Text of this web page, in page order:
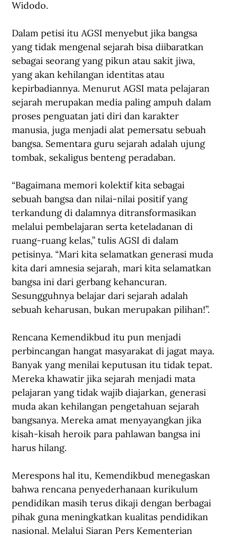
Widodo.
Dalam petisi itu AGSI menyebut jika bangsa
yang tidak mengenal sejarah bisa diibaratkan
sebagai seorang yang pikun atau sakit jiwa,
yang akan kehilangan identitas atau
kepirbadiannya. Menurut AGSI mata pelajaran
sejarah merupakan media paling ampuh dalam
proses penguatan jati diri dan karakter
manusia, juga menjadi alat pemersatu sebuah
bangsa. Sementara guru sejarah adalah ujung
tombak, sekaligus benteng peradaban.
“Bagaimana memori kolektif kita sebagai
sebuah bangsa dan nilai-nilai positif yang
terkandung di dalamnya ditransformasikan
melalui pembelajaran serta keteladanan di
ruang-ruang kelas,” tulis AGSI di dalam
petisinya. “Mari kita selamatkan generasi muda
kita dari amnesia sejarah, mari kita selamatkan
bangsa ini dari gerbang kehancuran.
Sesungguhnya belajar dari sejarah adalah
sebuah keharusan, bukan merupakan pilihan!”.
Rencana Kemendikbud itu pun menjadi
perbincangan hangat masyarakat di jagat maya.
Banyak yang menilai keputusan itu tidak tepat.
Mereka khawatir jika sejarah menjadi mata
pelajaran yang tidak wajib diajarkan, generasi
muda akan kehilangan pengetahuan sejarah
bangsanya. Mereka amat menyayangkan jika
kisah-kisah heroik para pahlawan bangsa ini
harus hilang.
Merespons hal itu, Kemendikbud menegaskan
bahwa rencana penyederhanaan kurikulum
pendidikan masih terus dikaji dengan berbagai
pihak guna meningkatkan kualitas pendidikan
nasional. Melalui Siaran Pers Kementerian